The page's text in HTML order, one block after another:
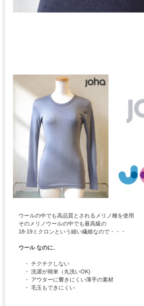
ウールの中でも高品質とされるメリノ種を使用
そのメリノウールの中でも最高級の
18-19ミクロンという細い繊維なので・・・
ウール なのに、
・ チクチクしない
・ 洗濯が簡単（丸洗いOK)
・ アウターに響きにくい薄手の素材
・ 毛玉もできにくい